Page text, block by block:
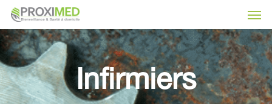
Skip
main
content
Infirmiers